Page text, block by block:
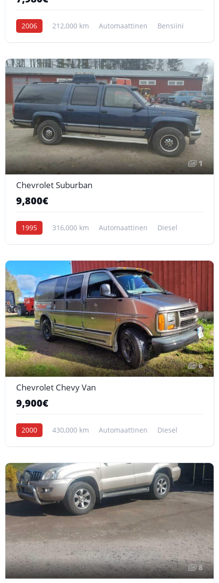
2006 212,000 km Automaattinen Bensiini
1
Chevrolet Suburban
9,800€
1995 316,000 km Automaattinen Diesel
6
Chevrolet Chevy Van
9,900€
2000 430,000 km Automaattinen Diesel
8